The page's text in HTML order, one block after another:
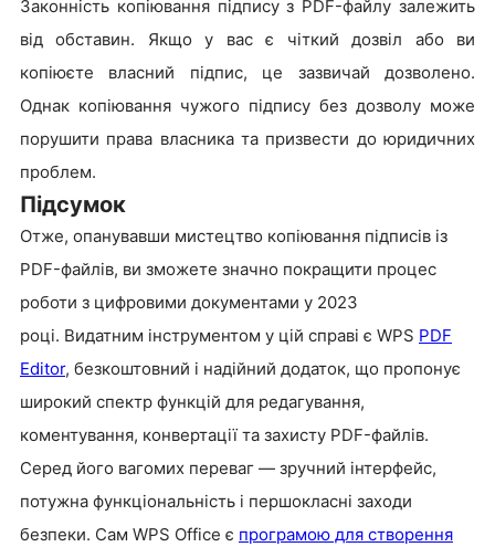
Законність копіювання підпису з PDF-файлу залежить
від обставин. Якщо у вас є чіткий дозвіл або ви
копіюєте власний підпис, це зазвичай дозволено.
Однак копіювання чужого підпису без дозволу може
порушити права власника та призвести до юридичних
проблем.
Підсумок
Отже, опанувавши мистецтво копіювання підписів із
PDF-файлів, ви зможете значно покращити процес
роботи з цифровими документами у 2023
році. Видатним інструментом у цій справі є WPS PDF
Editor, безкоштовний і надійний додаток, що пропонує
широкий спектр функцій для редагування,
коментування, конвертації та захисту PDF-файлів.
Серед його вагомих переваг — зручний інтерфейс,
потужна функціональність і першокласні заходи
безпеки. Сам WPS Office є програмою для створення